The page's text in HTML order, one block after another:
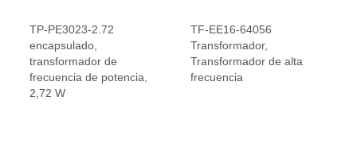
TP-PE3023-2.72
encapsulado,
transformador de
frecuencia de potencia,
2,72 W
TF-EE16-64056
Transformador,
Transformador de alta
frecuencia